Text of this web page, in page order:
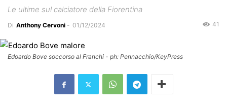
Le ultime sul calciatore della Fiorentina
Di Anthony Cervoni - 01/12/2024 41
Edoardo Bove soccorso al Franchi - ph: Pennacchio/KeyPress